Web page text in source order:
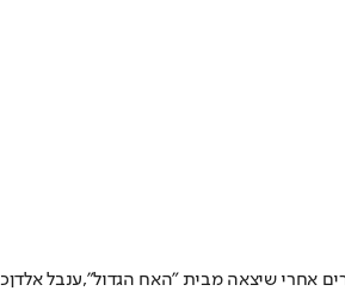
אחרי שיצאה מבית "האח הגדול",ענבל אלדן